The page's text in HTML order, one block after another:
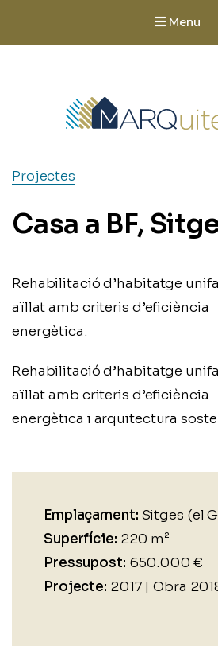
Menu
renovables. Rehabilitacions
Projectes
Casa a BF,
Rehabilitació d’habitatge
aïllat amb criteris d’eficiència
energètica.
Rehabilitació d’habitatge
aïllat amb criteris d’eficiència
energètica i arquitectura
Emplaçament: Sitges (el
Superfície: 220 m²
Pressupost: 650.000 €
Projecte: 2017 | Obra